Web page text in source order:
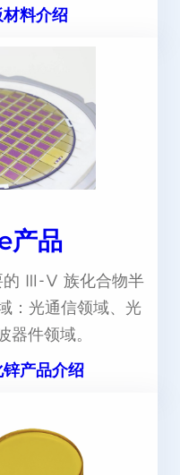
料介绍
产品
的 Ⅲ-Ⅴ 族化合物半
：光通信领域、光
器件领域。
产品介绍